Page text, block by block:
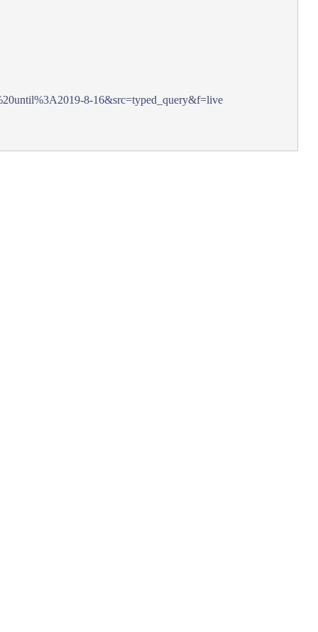
8-16&src=typed_query&f=live